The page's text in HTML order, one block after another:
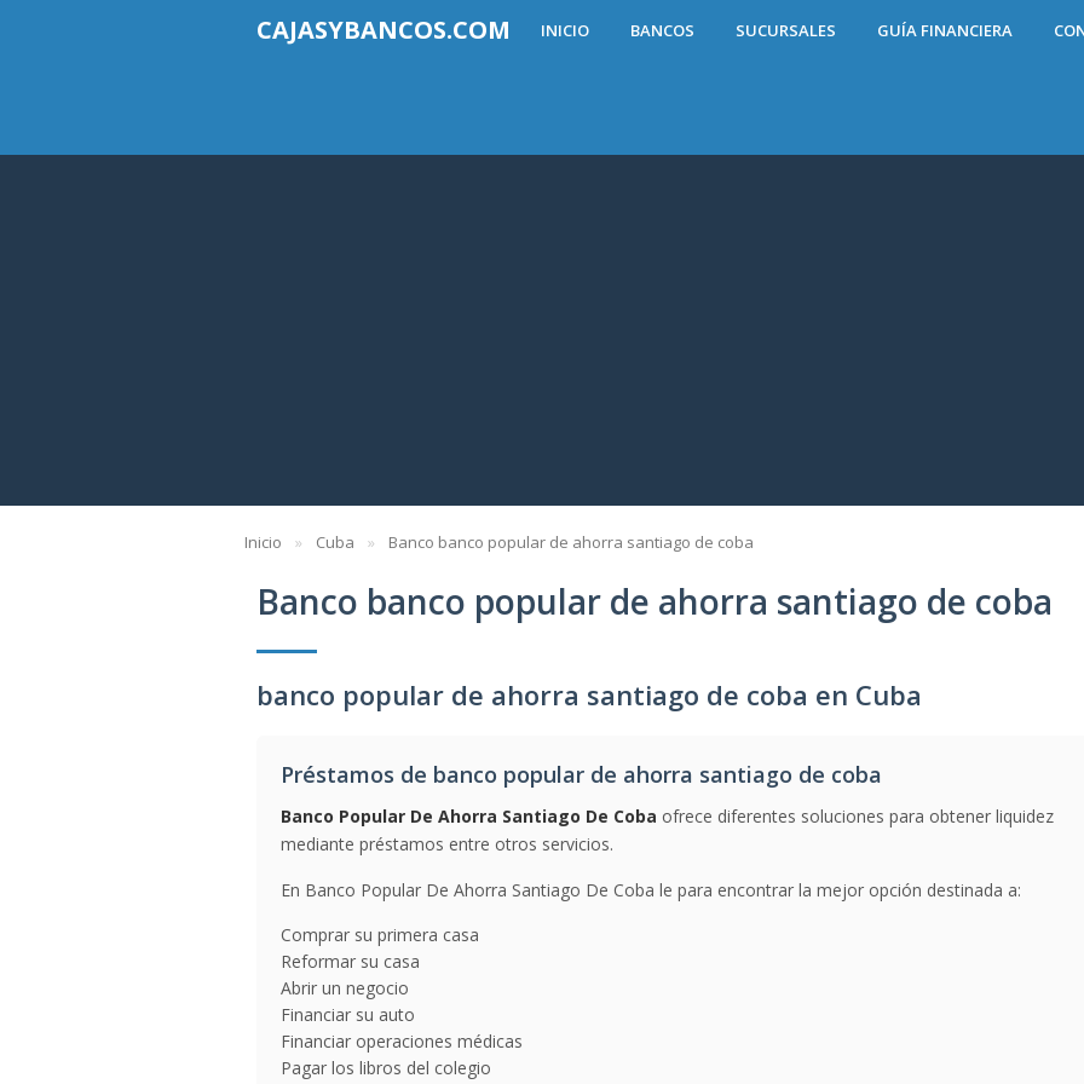
CAJASYBANCOS.COM INICIO BANCOS SUCURSALES GUÍA FINANCIERA
Inicio Cuba Banco banco popular de ahorra santiago de coba
Banco banco popular de ahorra santiago de coba
banco popular de ahorra santiago de coba en Cuba
Préstamos de banco popular de ahorra santiago de coba
Banco Popular De Ahorra Santiago De Coba ofrece diferentes soluciones para obtener liquidez
mediante préstamos entre otros servicios.
En Banco Popular De Ahorra Santiago De Coba le para encontrar la mejor opción destinada a:
Comprar su primera casa
Reformar su casa
Abrir un negocio
Financiar su auto
Financiar operaciones médicas
Pagar los libros del colegio